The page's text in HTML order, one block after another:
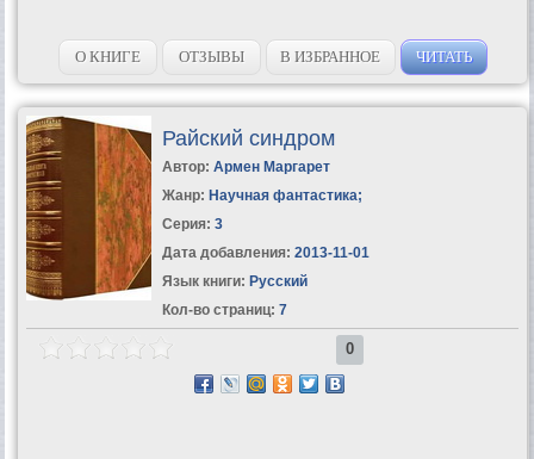
О КНИГЕ ОТЗЫВЫ В ИЗБРАННОЕ ЧИТАТЬ
Райский синдром
Автор: Армен Маргарет
Жанр: Научная фантастика;
Серия: 3
Дата добавления: 2013-11-01
Язык книги: Русский
Кол-во страниц: 7
0